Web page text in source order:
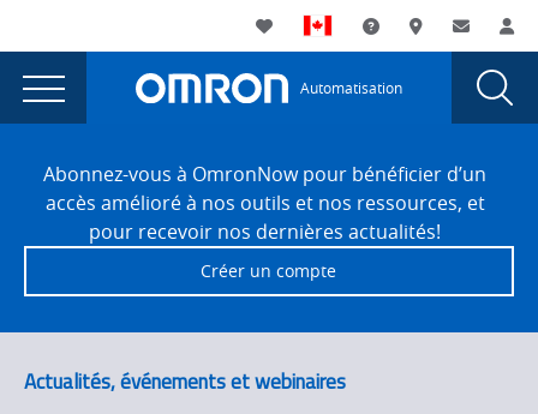
currently
viewing
the
personnalisable
série NA
page.
Utility
Navigation
My List AssistanceOù acheter
Main
Navigation
Automatisation
Écran
veille
personnalisable
de
série NA
FooterAbonnez-vous à OmronNow pour bénéficier d’un
accès amélioré à nos outils et nos ressources, et
pour recevoir nos dernières actualités!
Créer un compte
Actualités, événements et webinaires